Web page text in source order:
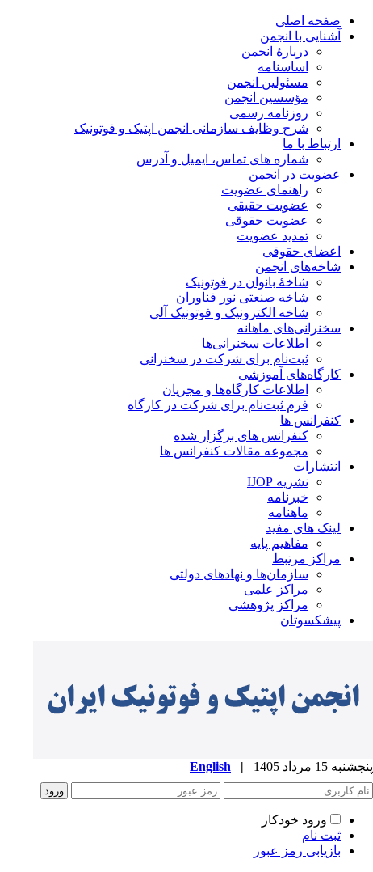
صفحه اصلی
آشنایی با انجمن
دربارۀ انجمن
اساسنامه
مسئولین انجمن
مؤسسین انجمن
روزنامه رسمی
شرح وظایف سازمانی انجمن اپتیک و فوتونیک
ارتباط با ما
شماره های تماس، ایمیل و آدرس
عضویت در انجمن
راهنمای عضویت
عضویت حقیقی
عضویت حقوقی
تمدید عضویت
اعضای حقوقی
شاخه‌های انجمن
شاخۀ بانوان در فوتونیک
شاخه صنعتی نور فناوران
شاخه‌ الکترونیک و فوتونیک آلی
سخنرانی‌های ماهانه
اطلاعات سخنرانی‌‌ها
ثبت‌نام برای شرکت در سخنرانی
کارگاه‌های آموزشی
اطلاعات کارگاه‌ها و مجریان
فرم ثبت‌نام برای شرکت در کارگاه
کنفرانس ها
کنفرانس های برگزار شده
مجموعه مقالات کنفرانس ها
انتشارات
نشریه IJOP
خبرنامه
ماهنامه
لینک های مفید
مفاهیم پایه
مراکز مرتبط
سازمان‌ها و نهادهای دولتی
مراکز علمی
مراکز پژوهشی
پیشکسوتان
پنجشنبه 15 مرداد 1405 |
English
ورود خودکار
ثبت نام
بازیابی رمز عبور